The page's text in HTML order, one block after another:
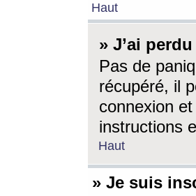
Haut
» J’ai
Pas de
récupéré, il
connexion
instructions
Haut
» Je suis